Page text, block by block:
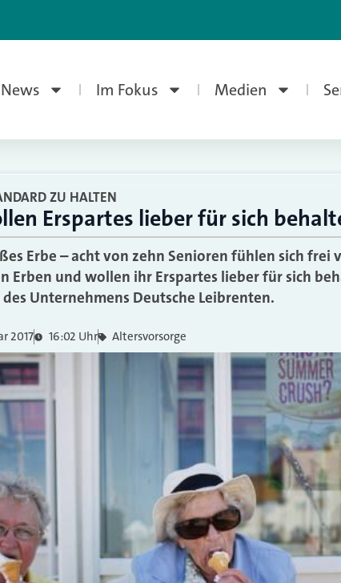
News Im Fokus Medien
ZU HALTEN
Erspartes lieber für sich
Erbe – acht von zehn Senioren fühlen sich frei
Erben und wollen ihr Erspartes lieber für sich
Unternehmens Deutsche Leibrenten.
2017 16:02 Uhr Altersvorsorge